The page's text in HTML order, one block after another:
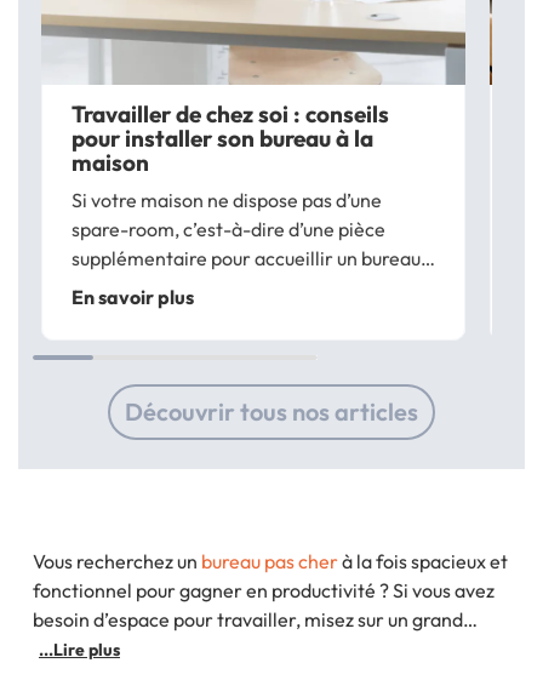
Travailler de chez soi : conseils
pour installer son bureau à la
maison
Si votre maison ne dispose pas d’une
spare-room, c’est-à-dire d’une pièce
supplémentaire pour accueillir un bureau,
sachez qu’un tas de possibilités s’offrent à
vous pour aménager un corner office
digne de ce nom. Afin de réussir
En savoir plus
Découvrir tous nos articles
Vous recherchez un bureau pas cherà la fois spacieux et
fonctionnel pour gagner en productivité ? Si vous avez
besoin d’espace pour travailler, misez sur un grand
bureau !Bureau avec plan de travail
...Lire plus